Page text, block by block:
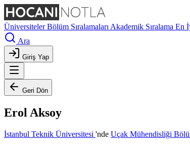
ÜniversitelerBölüm Sıralamaları Akademik Sıralama En
Ara
Giriş Yap
Geri Dön
Erol Aksoy
İstanbul Teknik Üniversitesi 'nde Uçak Mühendisliği